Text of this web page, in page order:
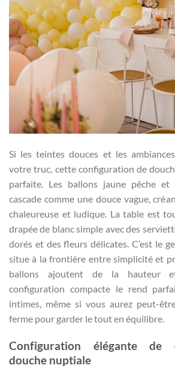
Si les teintes douces et les
votre truc, cette configuration de
parfaite. Les ballons jaune pêche
cascade comme une douce vague,
chaleureuse et ludique. La table est
drapée de blanc simple avec des
dorés et des fleurs délicates. C’est le
situe à la frontière entre simplicité et
ballons ajoutent de la hauteur
configuration compacte le rend
intimes, même si vous aurez peut-
ferme pour garder le tout en équilibre.
Configuration élégante de
douche nuptiale